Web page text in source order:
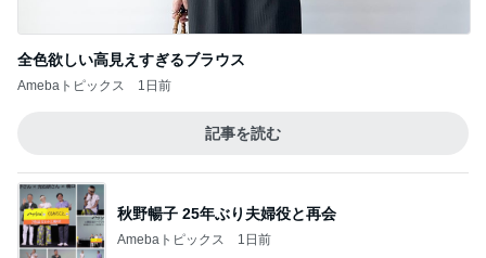
全色欲しい高見えすぎるブラウス
Amebaトピックス 1日前
記事を読む
秋野暢子 25年ぶり夫婦役と再会
Amebaトピックス 1日前